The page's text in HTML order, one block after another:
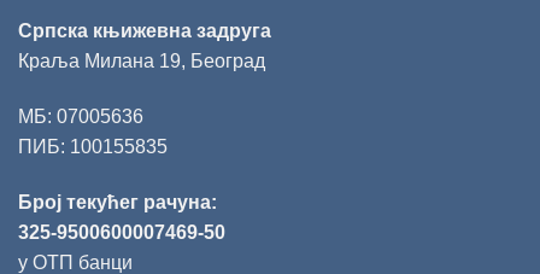
Српска књижевна задруга
Краља Милана 19, Београд
МБ: 07005636
ПИБ: 100155835
Број текућег рачуна:
325-9500600007469-50
у ОТП банци